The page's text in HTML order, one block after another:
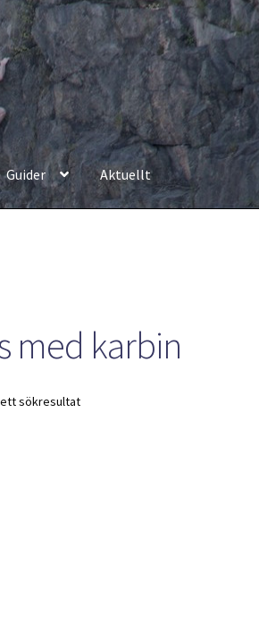
Guider Aktuellt
med karbin
sökresultat